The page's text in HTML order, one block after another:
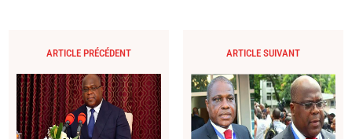
ARTICLE PRÉCÉDENT ARTICLE SUIVANT